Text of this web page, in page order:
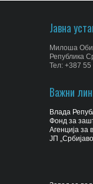
Јавна
Милоша
Република
Тел: +387
Важни
Влада
Фонд за
Агенција за
ЈП